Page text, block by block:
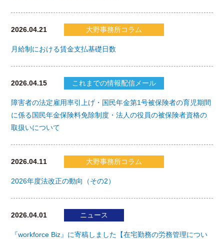
2026.04.21 大野事務所コラム
月給制における賃金支払基礎日数
2026.04.15 これまでの情報配信メール
障害者の法定雇用率引上げ・国民年金第1号被保険者の育児期間
に係る国民年金保険料免除制度・法人の役員の被保険者資格の
取扱いについて
2026.04.11 大野事務所コラム
2026年度法改正の動向（その2）
2026.04.01 ニュース
『workforce Biz』に寄稿しました【在宅勤務の労務管理につい